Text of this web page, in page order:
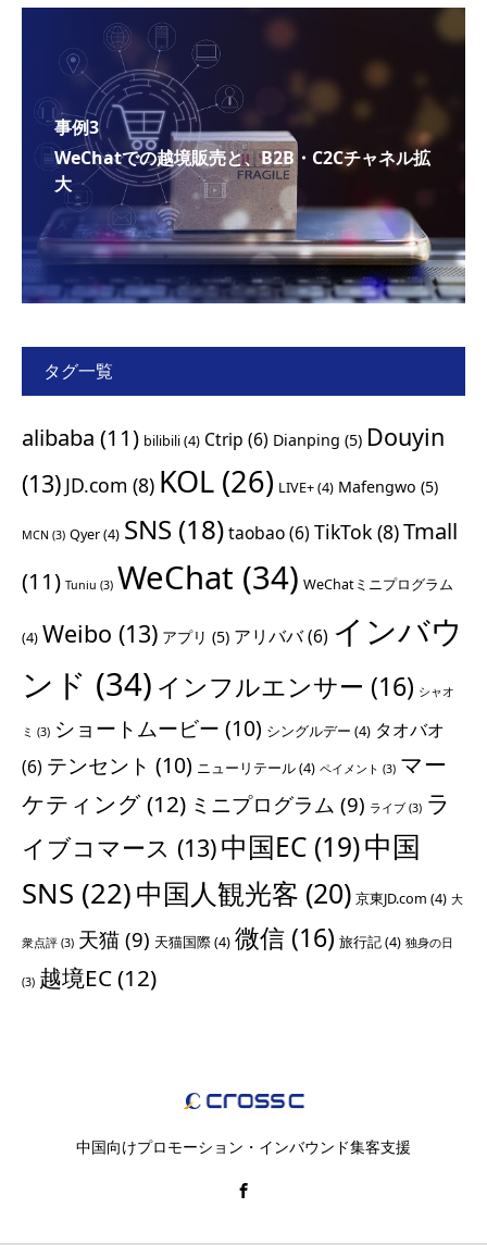
事例3
WeChatでの越境販売と、B2B・C2Cチャネル拡
大
タグ一覧
alibaba (11) bilibili(4) Ctrip (6) Dianping (5) Douyin
(13) JD.com (8) KOL (26) LIVE+(4) Mafengwo (5)
MCN (3) Qyer(4) SNS (18)taobao(6) TikTok (8)Tmall
(11) Tuniu (3) WeChat (34) WeChatミニプログラム
(4) Weibo (13) アプリ (5) アリババ(6) インバウ
ンド (34) インフルエンサー (16) シャオ
ミ (3) ショートムービー (10) シングルデー (4) タオバオ
(6) テンセント (10) ニューリテール(4) ペイメント (3) マー
ケティング(12) ミニプログラム (9) ライブ (3) ラ
イブコマース (13)中国EC (19)中国
SNS (22)中国人観光客 (20) 京東JD.com (4) 大
衆点評 (3) 天猫 (9) 天猫国際(4) 微信 (16) 旅行記(4) 独身の日
(3) 越境EC(12)
中国向けプロモーション・インバウンド集客支援